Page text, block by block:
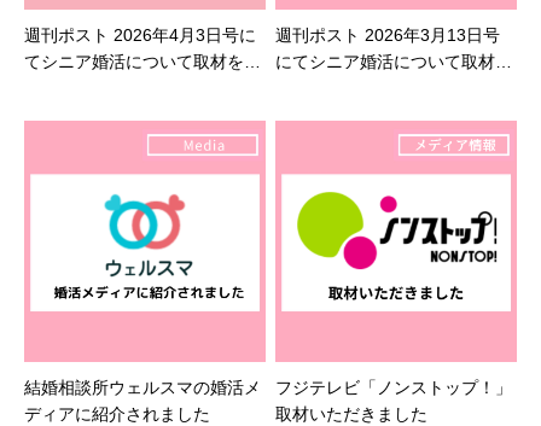
週刊ポスト 2026年4月3日号に
てシニア婚活について取材を受
週刊ポスト 2026年3月13日号
にてシニア婚活について取材を
結婚相談所ウェルスマの婚活メ
ディアに紹介されました
フジテレビ「ノンストップ！」
取材いただきました